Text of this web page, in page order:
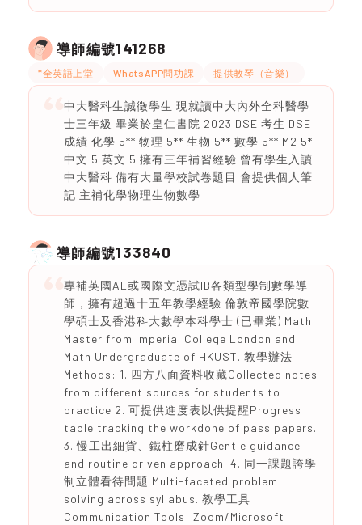
導師編號141268
*全英語上堂 WhatsAPP問功課 提供教琴（音樂）
中大醫科生誠徵學生 現就讀中大內外全科醫學
士三年級 畢業於皇仁書院 2023 DSE 考生 DSE
成績 化學 5** 物理 5** 生物 5** 數學 5** M2 5*
中文 5 英文 5 擁有三年補習經驗 曾有學生入讀
中大醫科 備有大量學校試卷題目 會提供個人筆
記 主補化學物理生物數學
導師編號133840
專補英國AL或國際文憑試IB各類型學制數學導
師，擁有超過十五年教學經驗 倫敦帝國學院數
學碩士及香港科大數學本科學士 (已畢業) Math
Master from Imperial College London and
Math Undergraduate of HKUST. 教學辦法
Methods: 1. 四方八面資料收藏Collected notes
from different sources for students to
practice 2. 可提供進度表以供提醒Progress
table tracking the workdone of pass papers.
3. 慢工出細貨、鐵柱磨成針Gentle guidance
and routine driven approach. 4. 同一課題誇學
制立體看待問題 Multi-faceted problem
solving across syllabus. 教學工具
Communication Tools: Zoom/Microsoft